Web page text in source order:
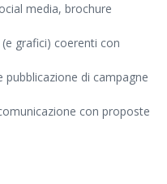
media, brochure
grafici) coerenti con
di campagne
con proposte